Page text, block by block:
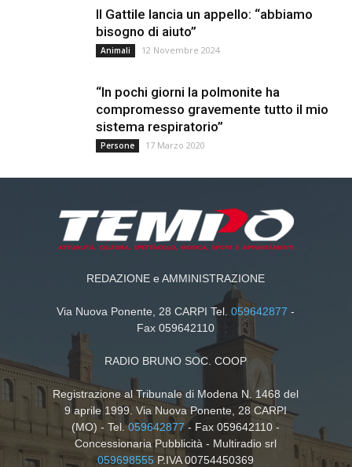
Il Gattile lancia un appello: “abbiamo
bisogno di aiuto”
Animali 12 Novembre 2024
“In pochi giorni la polmonite ha
compromesso gravemente tutto il mio
sistema respiratorio”
Persone 17 Marzo 2020
REDAZIONE e AMMINISTRAZIONE
Via Nuova Ponente, 28 CARPI Tel.059642877 -
Fax 059642110
RADIO BRUNO SOC. COOP
Registrazione al Tribunale di Modena N. 1468 del
9 aprile 1999. Via Nuova Ponente, 28 CARPI
(MO) - Tel.059642877- Fax 059642110 -
Concessionaria Pubblicità - Multiradio srl
059698555 P.IVA 00754450369